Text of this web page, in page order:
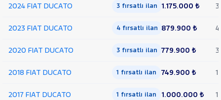
2024 FIAT DUCATO 3 fırsatlı ilan 1.175.000 ₺ 3
2023 FIAT DUCATO 4 fırsatlı ilan 879.900 ₺ 4
2020 FIAT DUCATO 3 fırsatlı ilan 779.900 ₺ 3
2018 FIAT DUCATO 1 fırsatlı ilan 749.900 ₺ 1
2017 FIAT DUCATO 1 fırsatlı ilan 1.000.000 ₺ 1